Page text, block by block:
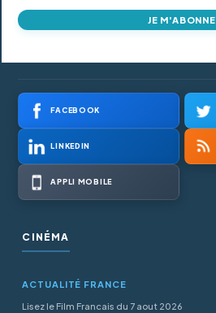
JE M'ABONNE
FACEBOOK
LINKEDIN
APPLI MOBILE
CINÉMA
ACTUALITÉ FRANCE
Lisez le Film Francais du 7 aout 2026